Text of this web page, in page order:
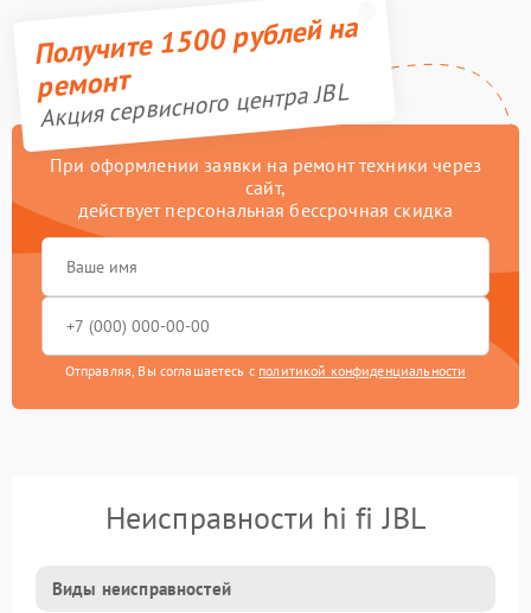
Получите 1500 рублей на
ремонт
Акция сервисного центра JBL
При оформлении заявки на ремонт техники через
сайт,
действует персональная бессрочная скидка
Отправляя, Вы соглашаетесь с политикой конфиденциальности
Неисправности hi fi JBL
Виды неисправностей